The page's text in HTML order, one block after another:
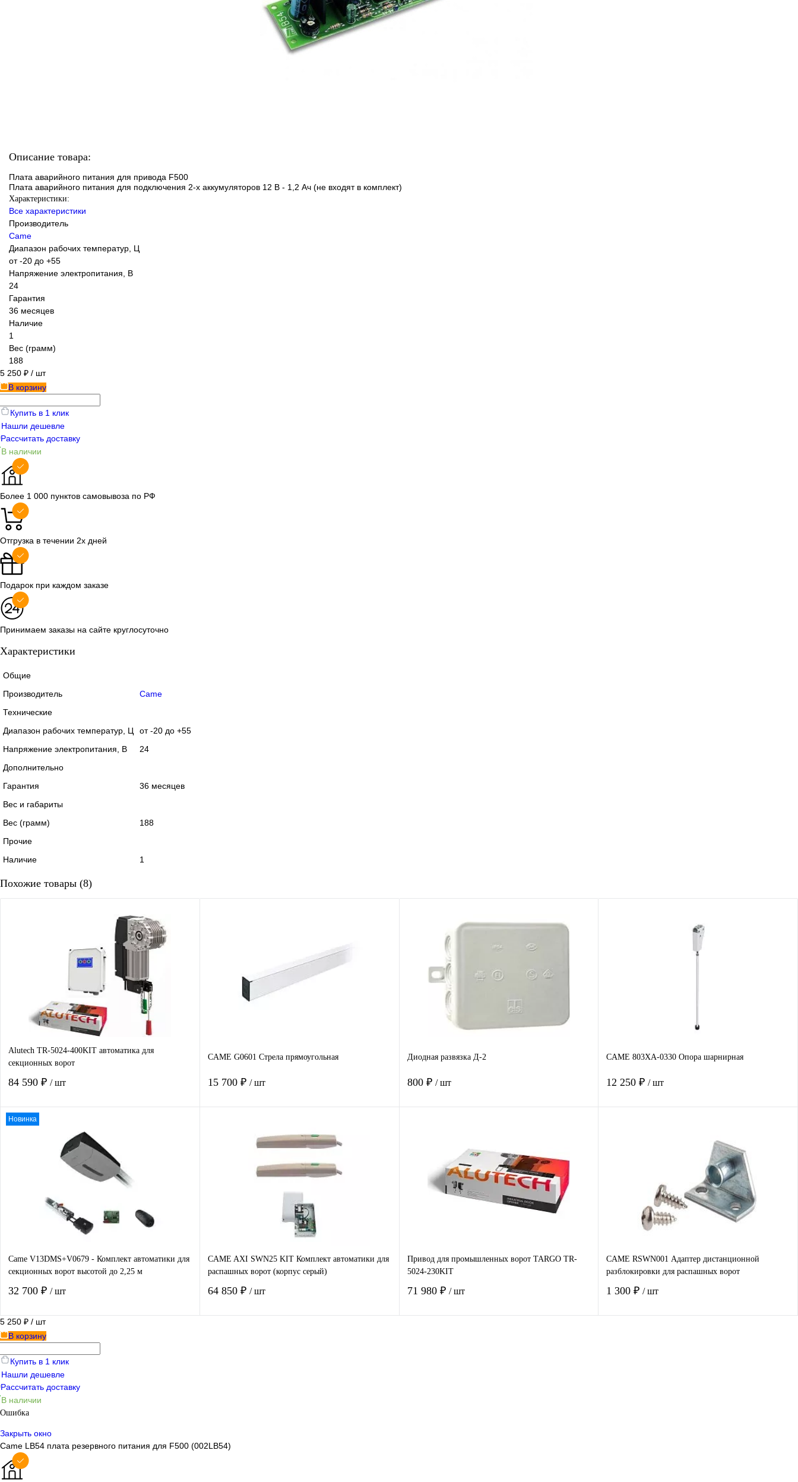
Описание товара:
Плата аварийного питания для привода F500
Плата аварийного питания для подключения 2-х аккумуляторов 12 В - 1,2 Ач (не входят в комплект)
Характеристики:
Все характеристики
Производитель
Came
Диапазон рабочих температур, Ц
от -20 до +55
Напряжение электропитания, В
24
Гарантия
36 месяцев
Наличие
1
Вес (грамм)
188
5 250 ₽ / шт
В корзину
Купить в 1 клик
Нашли дешевле
Рассчитать доставку
В наличии
Более 1 000 пунктов самовывоза по РФ
Отгрузка в течении 2х дней
Подарок при каждом заказе
Принимаем заказы на сайте круглосуточно
Характеристики
Общие
Производитель
Came
Технические
Диапазон рабочих температур, Ц
от -20 до +55
Напряжение электропитания, В
24
Дополнительно
Гарантия
36 месяцев
Вес и габариты
Вес (грамм)
188
Прочие
Наличие
1
Похожие товары (8)
Alutech TR-5024-400KIT автоматика для
секционных ворот
84 590 ₽ / шт
В корзину
Купить в 1 клик Сравнение
CAME G0601 Стрела прямоугольная
15 700 ₽ / шт
Купить в 1 клик Сравнение
Диодная развязка Д-2
800 ₽ / шт
Купить в 1 клик Сравнение
В избранное В наличии
CAME 803XA-0330 Опора шарнирная
12 250 ₽/ шт
Сравнение
В избранное Под заказ
Новинка
Came V13DMS+V0679 - Комплект автоматики для
секционных ворот высотой до 2,25 м
32 700 ₽ / шт
В корзину
В избранное
CAME AXI SWN25 KIT Комплект автоматики для
распашных ворот (корпус серый)
64 850 ₽ / шт
Привод для промышленных ворот TARGO TR-
5024-230KIT
71 980 ₽ / шт
CAME RSWN001 Адаптер дистанционной
разблокировки для распашных ворот
1 300 ₽/ шт
5 250 ₽ / шт
В корзину
Купить в 1 клик
Нашли дешевле
Рассчитать доставку
В наличии
Ошибка
Закрыть окно
Came LB54 плата резервного питания для F500 (002LB54)